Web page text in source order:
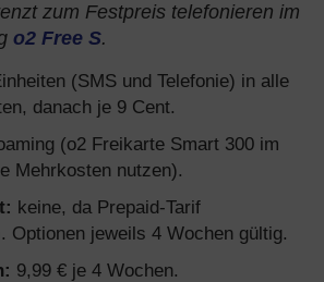
zum Festpreis telefonieren im
o2 Free S.
(SMS und Telefonie) in alle
danach je 9 Cent.
(o2 Freikarte Smart 300 im
Mehrkosten nutzen).
keine, da Prepaid-Tarif
Optionen jeweils 4 Wochen gültig.
9,99 € je 4 Wochen.